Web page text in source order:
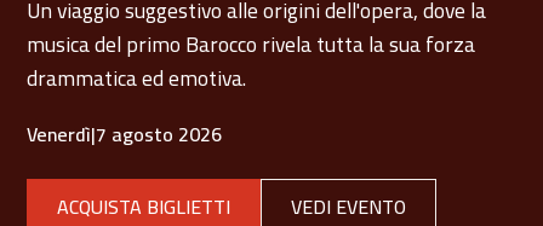
Un viaggio suggestivo alle origini dell'opera, dove la
musica del primo Barocco rivela tutta la sua forza
drammatica ed emotiva.
Venerdì|7 agosto 2026
ACQUISTA BIGLIETTI
VEDI EVENTO